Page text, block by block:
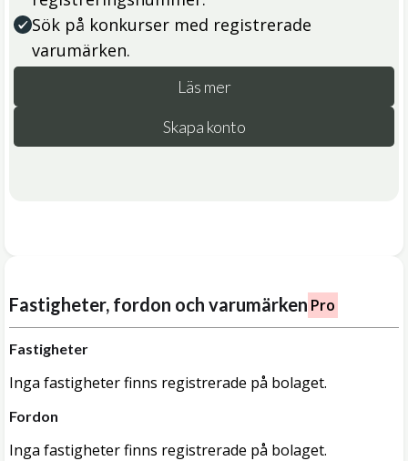
Sök på konkurser med registrerade
varumärken.
Läs mer
Skapa konto
Fastigheter, fordon och varumärken Pro
Fastigheter
Inga fastigheter finns registrerade på bolaget.
Fordon
Inga fastigheter finns registrerade på bolaget.